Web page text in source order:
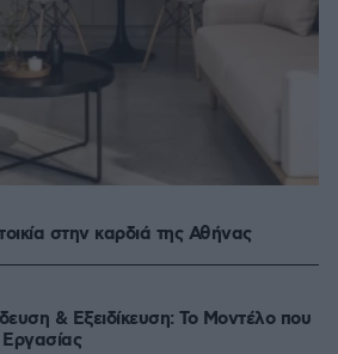
στην καρδιά της Αθήνας
& Εξειδίκευση: Το Mοντέλο που